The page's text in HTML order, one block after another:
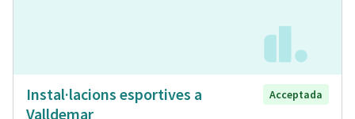
Instal·lacions esportives a
Valldemar
Acceptada